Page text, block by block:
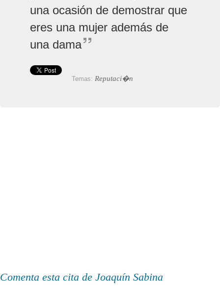
una ocasión de demostrar que
eres una mujer además de
una dama
Temas: Reputaci�n
Comenta esta cita de Joaquín Sabina